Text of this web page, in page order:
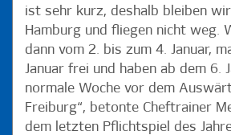
ist sehr kurz, deshalb bleiben
Hamburg und fliegen nicht weg.
dann vom 2. bis zum 4. Januar,
Januar frei und haben ab dem 6.
normale Woche vor dem
Freiburg“, betonte Cheftrainer
dem letzten Pflichtspiel des